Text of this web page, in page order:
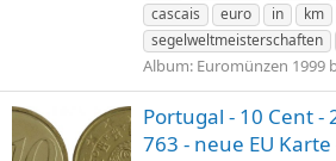
cascais
euro in km
segelweltmeisterschaften
Album: Euromünzen 1999
Portugal - 10 Cent -
763 - neue EU